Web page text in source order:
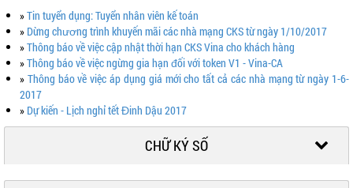
»Tin tuyển dụng: Tuyển nhân viên kế toán
» Dừng chương trình khuyến mãi các nhà mạng CKS từ ngày 1/10/2017
»Thông báo về việc cập nhật thời hạn CKS Vina cho khách hàng
»Thông báo về việc ngừng gia hạn đối với token V1 - Vina-CA
» Thông báo về việc áp dụng giá mới cho tất cả các nhà mạng từ ngày 1-6-
2017
» Dự kiến - Lịch nghỉ tết Đinh Dậu 2017
CHỮ KÝ SỐ